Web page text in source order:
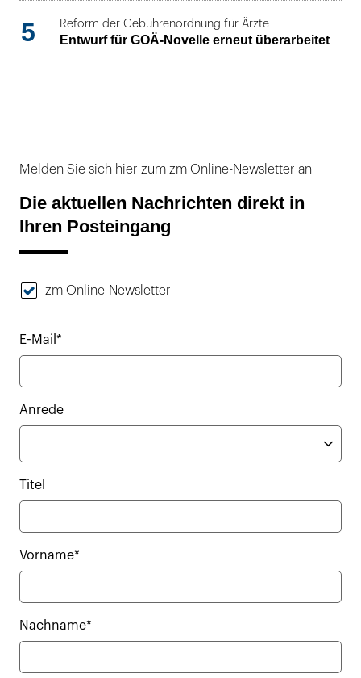
5 Reform der Gebührenordnung für Ärzte
Entwurf für GOÄ-Novelle erneut überarbeitet
Melden Sie sich hier zum zm Online-Newsletter an
Die aktuellen Nachrichten direkt in
Ihren Posteingang
zm Online-Newsletter
E-Mail*
Anrede
Titel
Vorname*
Nachname*